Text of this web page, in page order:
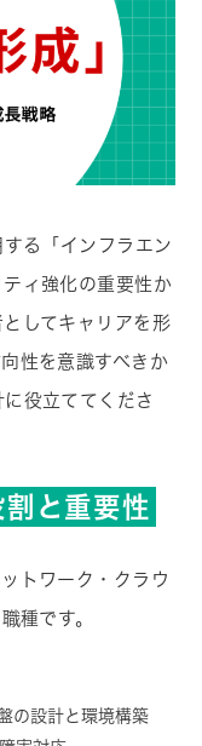
る「インフラエン
ィ強化の重要性か
してキャリアを形
性を意識すべきか
役立ててくださ
と重要性
トワーク・クラウ
種です。
の設計と環境構築